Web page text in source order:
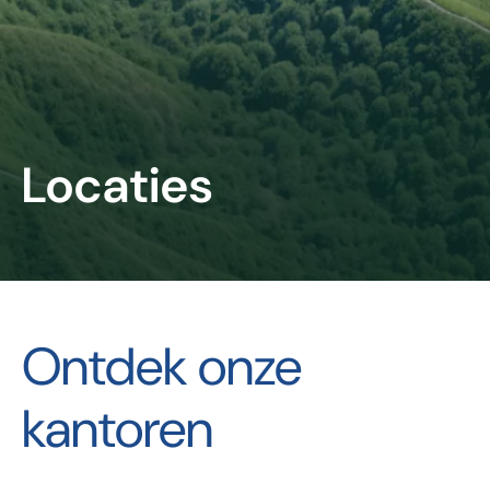
Locaties
Ontdek onze
kantoren